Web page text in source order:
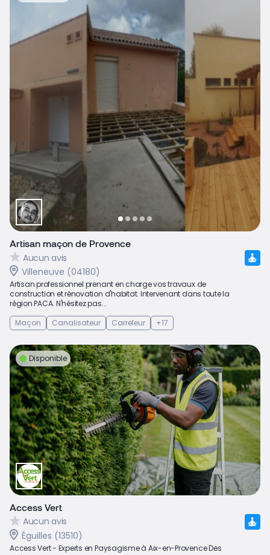
Artisan maçon de Provence
Aucun avis
Villeneuve (04180)
Artisan professionnel prenant en charge vos travaux de
construction et rénovation d'habitat. Intervenant dans toute la
région PACA. N'hésitez pas...
Maçon
Canalisateur Carreleur +17
Disponible
Access Vert
Aucun avis
Éguilles (13510)
Access Vert - Experts en Paysagisme à Aix-en-Provence Des